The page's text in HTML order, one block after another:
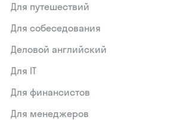
Для путешествий
Для собеседования
Деловой английский
Для IT
Для финансистов
Для менеджеров